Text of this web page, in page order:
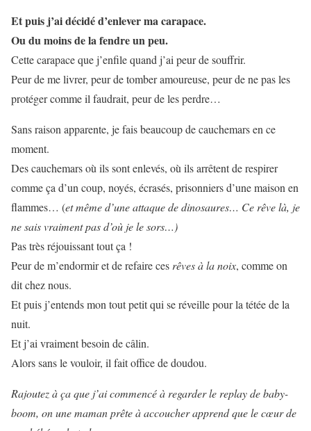
Et puis j’ai décidé d’enlever ma carapace.
Ou du moins de la fendre un peu.
Cette carapace que j’enfile quand j’ai peur de souffrir.
Peur de me livrer, peur de tomber amoureuse, peur de ne pas les
protéger comme il faudrait, peur de les perdre…
Sans raison apparente, je fais beaucoup de cauchemars en ce
moment.
Des cauchemars où ils sont enlevés, où ils arrêtent de respirer
comme ça d’un coup, noyés, écrasés, prisonniers d’une maison en
flammes… (et même d’une attaque de dinosaures… Ce rêve là, je
ne sais vraiment pas d’où je le sors…)
Pas très réjouissant tout ça !
Peur de m’endormir et de refaire ces rêves à la noix, comme on
dit chez nous.
Et puis j’entends mon tout petit qui se réveille pour la tétée de la
nuit.
Et j’ai vraiment besoin de câlin.
Alors sans le vouloir, il fait office de doudou.
Rajoutez à ça que j’ai commencé à regarder le replay de baby-
boom, on une maman prête à accoucher apprend que le cœur de